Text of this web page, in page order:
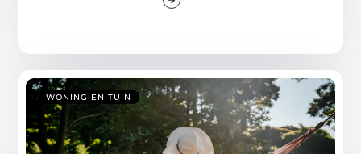
WONING EN TUIN